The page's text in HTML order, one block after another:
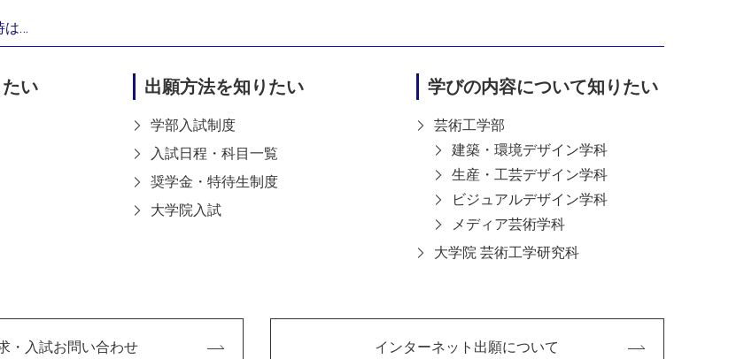
は…
い 出願方法を知りたい
学部入試制度
入試日程・科目一覧
奨学金・特待生制度
大学院入試
学びの内容について知りたい
芸術工学部
建築・環境デザイン学科
生産・工芸デザイン学科
ビジュアルデザイン学科
メディア芸術学科
大学院 芸術工学研究科
・入試お問い合わせ インターネット出願について
ション作家／株式会社 スクウェア（現スクウェアエニック
ス）（97-02）／非常勤講師：デジタルハリウッド（ 東京本
校）（2009）、名古屋造形大学（2007-2008）、成安造形大学
（2014-2016）、名古屋芸術大学（2019）、名古屋学芸大学
（2006-2019）
所属学会(役
職)
日本美術解剖学会
業績一覧については、下記サイトをご覧ください。